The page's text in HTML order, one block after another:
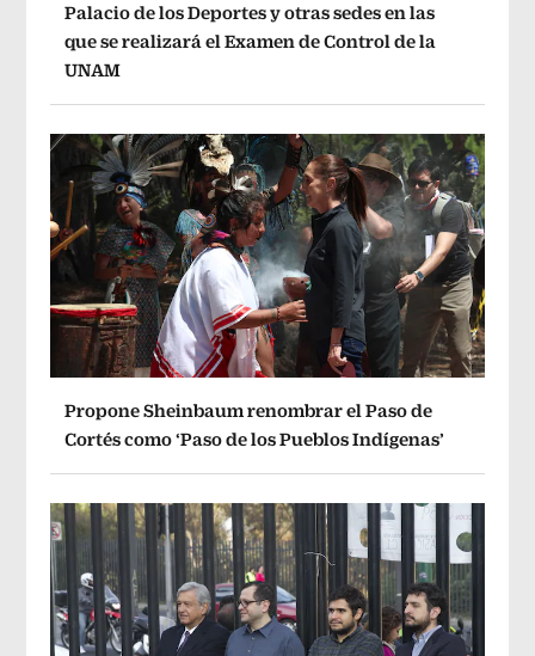
Palacio de los Deportes y otras sedes en las
que se realizará el Examen de Control de la
UNAM
Propone Sheinbaum renombrar el Paso de
Cortés como ‘Paso de los Pueblos Indígenas’